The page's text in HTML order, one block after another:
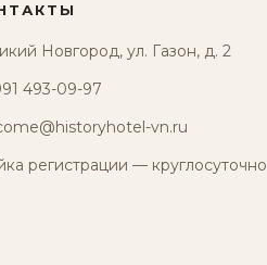
Новгород, ул. Газон, д. 2
493-09-97
vn.ru
регистрации — круглосуточно